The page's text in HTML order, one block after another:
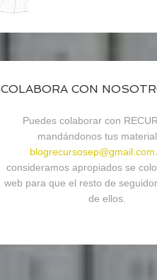
COLABORA CON
Puedes colaborar con
mandándonos tus
blogrecursosep@gmail.com
consideramos apropiados se
web para que el resto de
de ellos.